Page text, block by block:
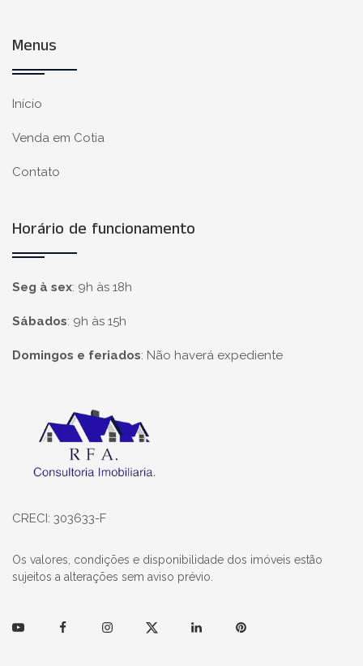
Menus
Início
Venda em Cotia
Contato
Horário de funcionamento
Seg à sex: 9h às 18h
Sábados: 9h às 15h
Domingos e feriados: Não haverá expediente
Página inicial
CRECI: 303633-F
Os valores, condições e disponibilidade dos imóveis estão
sujeitos a alterações sem aviso prévio.
YoutubeFacebookInstagramTwitter LinkedinPinterest